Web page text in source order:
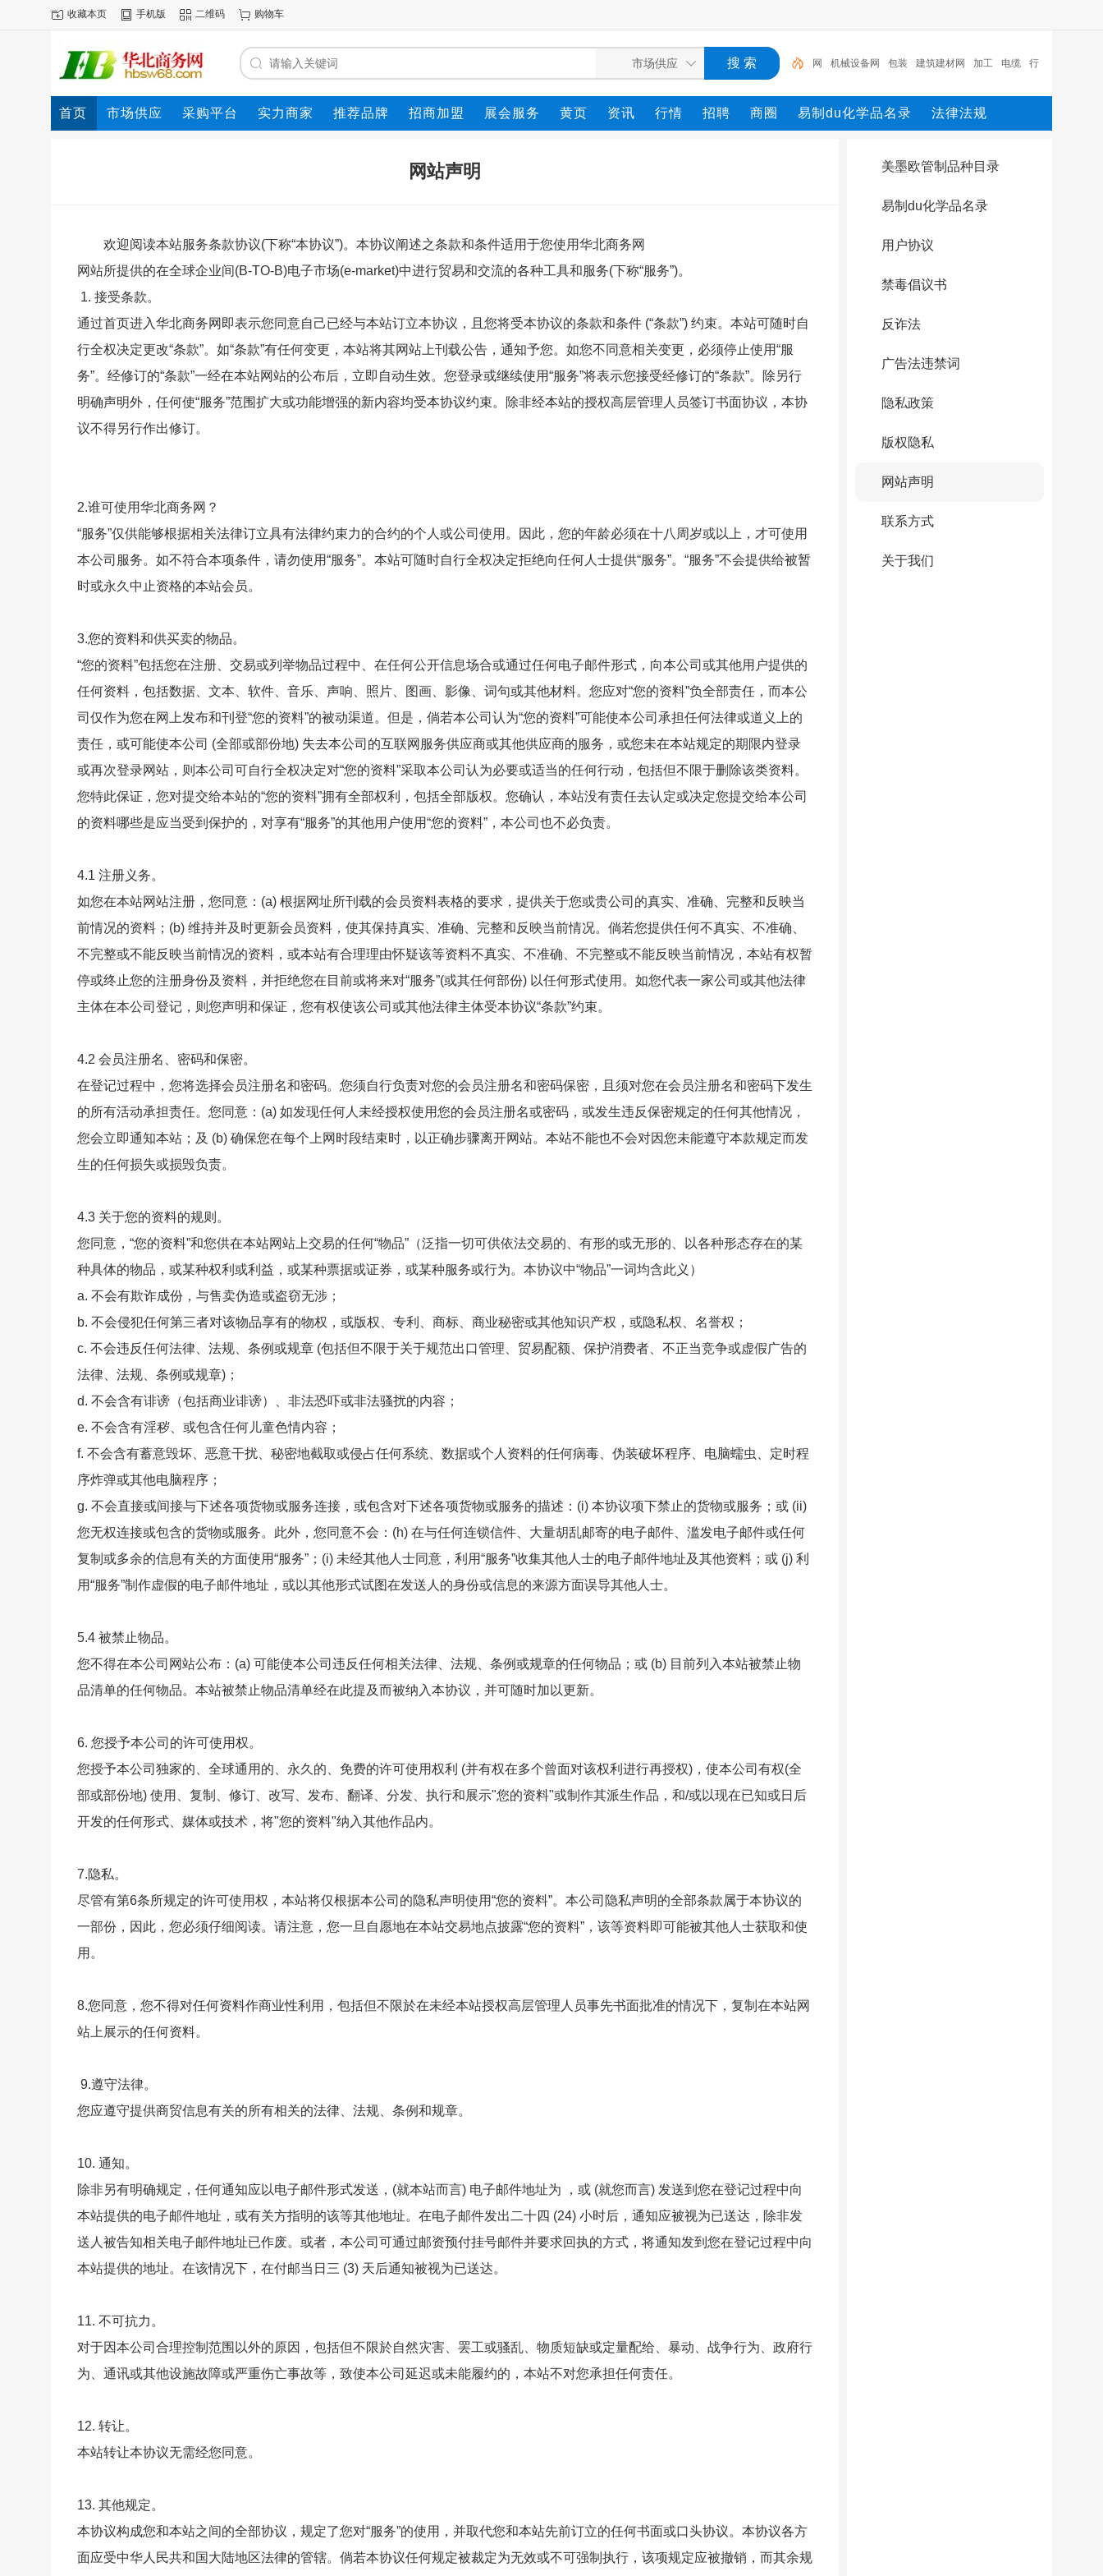
收藏本页 手机版 二维码 购物车
机械设备网 包装 建筑建材网 加工 电缆 行业设
备 陶瓷纤维模块 测量 环保设备 网
首页 市场供应 采购平台 实力商家 推荐品牌 招商加盟 展会服务 黄页 资讯 行情 招聘 商圈 易制du化学品名录 法律法规
网站声明
欢迎阅读本站服务条款协议(下称“本协议”)。本协议阐述之条款和条件适用于您使用华北商务网
网站所提供的在全球企业间(B-TO-B)电子市场(e-market)中进行贸易和交流的各种工具和服务(下称“服务”)。
1. 接受条款。
通过首页进入华北商务网 即表示您同意自己已经与本站订立本协议，且您将受本协议的条款和条件 (“条款”) 约束。本站可随时自
行全权决定更改“条款”。如“条款”有任何变更，本站将其网站上刊载公告，通知予您。如您不同意相关变更，必须停止使用“服
务”。经修订的“条款”一经在本站网站的公布后，立即自动生效。您登录或继续使用“服务”将表示您接受经修订的“条款”。除另行
明确声明外，任何使“服务”范围扩大或功能增强的新内容均受本协议约束。除非经本站的授权高层管理人员签订书面协议，本协
议不得另行作出修订。
2.谁可使用华北商务网 ？
“服务”仅供能够根据相关法律订立具有法律约束力的合约的个人或公司使用。因此，您的年龄必须在十八周岁或以上，才可使用
本公司服务。如不符合本项条件，请勿使用“服务”。本站可随时自行全权决定拒绝向任何人士提供“服务”。“服务”不会提供给被暂
时或永久中止资格的本站会员。
3.您的资料和供买卖的物品。
“您的资料”包括您在注册、交易或列举物品过程中、在任何公开信息场合或通过任何电子邮件形式，向本公司或其他用户提供的
任何资料，包括数据、文本、软件、音乐、声响、照片、图画、影像、词句或其他材料。您应对“您的资料”负全部责任，而本公
司仅作为您在网上发布和刊登“您的资料”的被动渠道。但是，倘若本公司认为“您的资料”可能使本公司承担任何法律或道义上的
责任，或可能使本公司 (全部或部份地) 失去本公司的互联网服务供应商或其他供应商的服务，或您未在本站规定的期限内登录
或再次登录网站，则本公司可自行全权决定对“您的资料”采取本公司认为必要或适当的任何行动，包括但不限于删除该类资料。
您特此保证，您对提交给本站的“您的资料”拥有全部权利，包括全部版权。您确认，本站没有责任去认定或决定您提交给本公司
的资料哪些是应当受到保护的，对享有“服务”的其他用户使用“您的资料”，本公司也不必负责。
4.1 注册义务。
如您在本站网站注册，您同意：(a) 根据网址所刊载的会员资料表格的要求，提供关于您或贵公司的真实、准确、完整和反映当
前情况的资料；(b) 维持并及时更新会员资料，使其保持真实、准确、完整和反映当前情况。倘若您提供任何不真实、不准确、
不完整或不能反映当前情况的资料，或本站有合理理由怀疑该等资料不真实、不准确、不完整或不能反映当前情况，本站有权暂
停或终止您的注册身份及资料，并拒绝您在目前或将来对“服务”(或其任何部份) 以任何形式使用。如您代表一家公司或其他法律
主体在本公司登记，则您声明和保证，您有权使该公司或其他法律主体受本协议“条款”约束。
4.2 会员注册名、密码和保密。
在登记过程中，您将选择会员注册名和密码。您须自行负责对您的会员注册名和密码保密，且须对您在会员注册名和密码下发生
的所有活动承担责任。您同意：(a) 如发现任何人未经授权使用您的会员注册名或密码，或发生违反保密规定的任何其他情况，
您会立即通知本站；及 (b) 确保您在每个上网时段结束时，以正确步骤离开网站。本站不能也不会对因您未能遵守本款规定而发
生的任何损失或损毁负责。
4.3 关于您的资料的规则。
您同意，“您的资料”和您供在本站网站上交易的任何“物品”（泛指一切可供依法交易的、有形的或无形的、以各种形态存在的某
种具体的物品，或某种权利或利益，或某种票据或证券，或某种服务或行为。本协议中“物品”一词均含此义）
a. 不会有欺诈成份，与售卖伪造或盗窃无涉；
b. 不会侵犯任何第三者对该物品享有的物权，或版权、专利、商标、商业秘密或其他知识产权，或隐私权、名誉权；
c. 不会违反任何法律、法规、条例或规章 (包括但不限于关于规范出口管理、贸易配额、保护消费者、不正当竞争或虚假广告的
法律、法规、条例或规章)；
d. 不会含有诽谤（包括商业诽谤）、非法恐吓或非法骚扰的内容；
e. 不会含有淫秽、或包含任何儿童色情内容；
f. 不会含有蓄意毁坏、恶意干扰、秘密地截取或侵占任何系统、数据或个人资料的任何病毒、伪装破坏程序、电脑蠕虫、定时程
序炸弹或其他电脑程序；
g. 不会直接或间接与下述各项货物或服务连接，或包含对下述各项货物或服务的描述：(i) 本协议项下禁止的货物或服务；或 (ii)
您无权连接或包含的货物或服务。此外，您同意不会：(h) 在与任何连锁信件、大量胡乱邮寄的电子邮件、滥发电子邮件或任何
复制或多余的信息有关的方面使用“服务”；(i) 未经其他人士同意，利用“服务”收集其他人士的电子邮件地址及其他资料；或 (j) 利
用“服务”制作虚假的电子邮件地址，或以其他形式试图在发送人的身份或信息的来源方面误导其他人士。
5.4 被禁止物品。
您不得在本公司网站公布：(a) 可能使本公司违反任何相关法律、法规、条例或规章的任何物品；或 (b) 目前列入本站被禁止物
品清单的任何物品。本站被禁止物品清单经在此提及而被纳入本协议，并可随时加以更新。
6. 您授予本公司的许可使用权。
您授予本公司独家的、全球通用的、永久的、免费的许可使用权利 (并有权在多个曾面对该权利进行再授权)，使本公司有权(全
部或部份地) 使用、复制、修订、改写、发布、翻译、分发、执行和展示"您的资料"或制作其派生作品，和/或以现在已知或日后
开发的任何形式、媒体或技术，将"您的资料"纳入其他作品内。
7.隐私。
尽管有第6条所规定的许可使用权，本站将仅根据本公司的隐私声明使用“您的资料”。本公司隐私声明的全部条款属于本协议的
一部份，因此，您必须仔细阅读。请注意，您一旦自愿地在本站交易地点披露“您的资料”，该等资料即可能被其他人士获取和使
用。
8.您同意，您不得对任何资料作商业性利用，包括但不限於在未经本站授权高层管理人员事先书面批准的情况下，复制在本站网
站上展示的任何资料。
9.遵守法律。
您应遵守提供商贸信息有关的所有相关的法律、法规、条例和规章。
10. 通知。
除非另有明确规定，任何通知应以电子邮件形式发送，(就本站而言) 电子邮件地址为 ，或 (就您而言) 发送到您在登记过程中向
本站提供的电子邮件地址，或有关方指明的该等其他地址。在电子邮件发出二十四 (24) 小时后，通知应被视为已送达，除非发
送人被告知相关电子邮件地址已作废。或者，本公司可通过邮资预付挂号邮件并要求回执的方式，将通知发到您在登记过程中向
本站提供的地址。在该情况下，在付邮当日三 (3) 天后通知被视为已送达。
11. 不可抗力。
对于因本公司合理控制范围以外的原因，包括但不限於自然灾害、罢工或骚乱、物质短缺或定量配给、暴动、战争行为、政府行
为、通讯或其他设施故障或严重伤亡事故等，致使本公司延迟或未能履约的，本站不对您承担任何责任。
12. 转让。
本站转让本协议无需经您同意。
13. 其他规定。
本协议构成您和本站之间的全部协议，规定了您对“服务”的使用，并取代您和本站先前订立的任何书面或口头协议。本协议各方
面应受中华人民共和国大陆地区法律的管辖。倘若本协议任何规定被裁定为无效或不可强制执行，该项规定应被撤销，而其余规
美墨欧管制品种目录
易制du化学品名录
用户协议
禁毒倡议书
反诈法
广告法违禁词
隐私政策
版权隐私
网站声明
联系方式
关于我们